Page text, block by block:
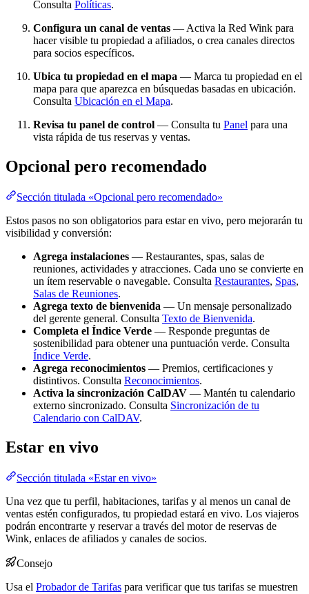
Consulta Políticas.
Configura un canal de ventas — Activa la Red Wink para
hacer visible tu propiedad a afiliados, o crea canales directos
para socios específicos.
Ubica tu propiedad en el mapa — Marca tu propiedad en el
mapa para que aparezca en búsquedas basadas en ubicación.
Consulta Ubicación en el Mapa.
Revisa tu panel de control — Consulta tu Panel para una
vista rápida de tus reservas y ventas.
Opcional pero recomendado
Sección titulada «Opcional pero recomendado»
Estos pasos no son obligatorios para estar en vivo, pero mejorarán tu
visibilidad y conversión:
Agrega instalaciones — Restaurantes, spas, salas de
reuniones, actividades y atracciones. Cada uno se convierte en
un ítem reservable o navegable. Consulta Restaurantes, Spas,
Salas de Reuniones.
Agrega texto de bienvenida — Un mensaje personalizado
del gerente general. Consulta Texto de Bienvenida.
Completa el Índice Verde — Responde preguntas de
sostenibilidad para obtener una puntuación verde. Consulta
Índice Verde.
Agrega reconocimientos — Premios, certificaciones y
distintivos. Consulta Reconocimientos.
Activa la sincronización CalDAV — Mantén tu calendario
externo sincronizado. Consulta Sincronización de tu
Calendario con CalDAV.
Estar en vivo
Sección titulada «Estar en vivo»
Una vez que tu perfil, habitaciones, tarifas y al menos un canal de
ventas estén configurados, tu propiedad estará en vivo. Los viajeros
podrán encontrarte y reservar a través del motor de reservas de
Wink, enlaces de afiliados y canales de socios.
Consejo
Usa el Probador de Tarifas para verificar que tus tarifas se muestren